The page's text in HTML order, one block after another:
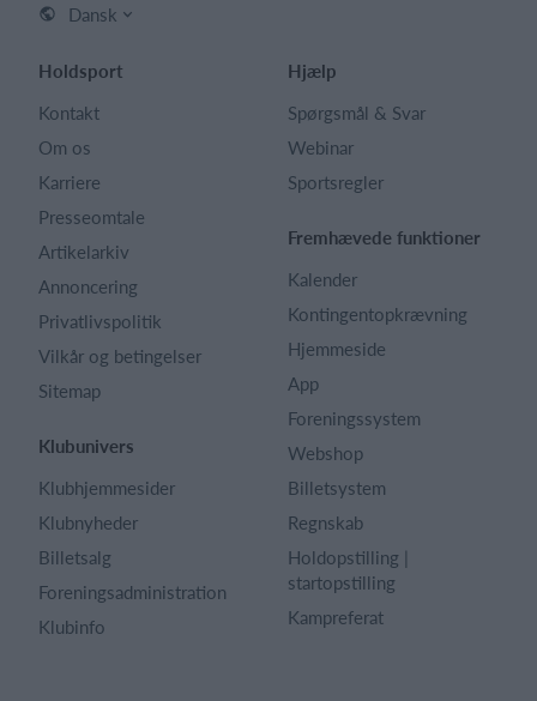
Dansk
Holdsport
Kontakt
Om os
Karriere
Presseomtale
Artikelarkiv
Annoncering
Privatlivspolitik
Vilkår og betingelser
Sitemap
Klubunivers
Klubhjemmesider
Klubnyheder
Billetsalg
Foreningsadministration
Klubinfo
Hjælp
Spørgsmål & Svar
Webinar
Sportsregler
Fremhævede funktioner
Kalender
Kontingentopkrævning
Hjemmeside
App
Foreningssystem
Webshop
Billetsystem
Regnskab
Holdopstilling |
startopstilling
Kampreferat